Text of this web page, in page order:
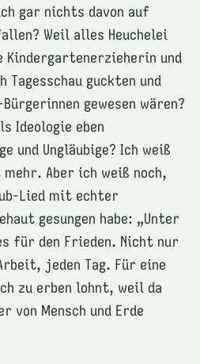
gar nichts davon auf
Weil alles Heuchelei
Kindergartenerzieherin und
guckten und
gewesen wären?
Ideologie eben
und Ungläubige? Ich weiß
Aber ich weiß noch,
Lied mit echter
gesungen habe: „Unter
für den Frieden. Nicht nur
jeden Tag. Für eine
zu erben lohnt, weil da
von Mensch und Erde